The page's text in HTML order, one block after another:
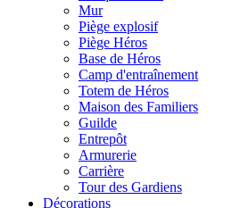
Mur
Piège explosif
Piège Héros
Base de Héros
Camp d'entraînement
Totem de Héros
Maison des Familiers
Guilde
Entrepôt
Armurerie
Carrière
Tour des Gardiens
Décorations